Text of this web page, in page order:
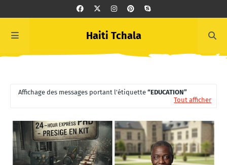
Haiti Tchala
Affichage des messages portant l'étiquette EDUCATION
Tout afficher